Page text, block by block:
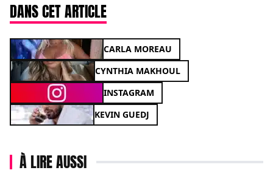
DANS CET ARTICLE
CARLA MOREAU
CYNTHIA MAKHOUL
INSTAGRAM
KEVIN GUEDJ
À LIRE AUSSI